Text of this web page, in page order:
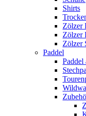
Shirts
Zölzer
Zölzer
Zölzer
Paddel
Paddel